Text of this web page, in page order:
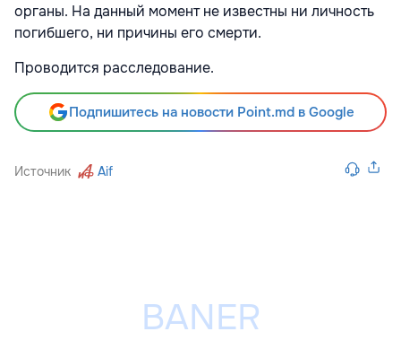
органы. На данный момент не известны ни личность
погибшего, ни причины его смерти.
Проводится расследование.
Подпишитесь на новости Point.md в Google
Источник Aif